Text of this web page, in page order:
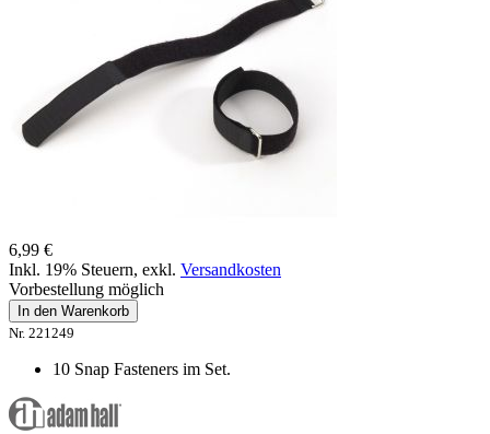
6,99 €
Inkl. 19% Steuern, exkl. Versandkosten
Vorbestellung möglich
In den Warenkorb
Nr. 221249
10 Snap Fasteners im Set.